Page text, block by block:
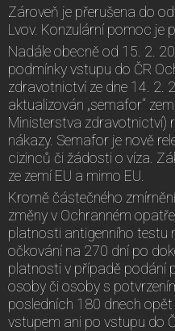
Zároveň je přerušena do
Lvov. Konzulární pomoc je
Nadále obecně od 15. 2.
podmínky vstupu do ČR
zdravotnictví ze dne 14. 2.
aktualizován „semafor“
Ministerstva zdravotnictví)
nákazy. Semafor je nově
cizinců či žádosti o víza.
ze zemí EU a mimo EU.
Kromě částečného
změny v Ochranném
platnosti antigenního testu
očkování na 270 dní po
platnosti v případě podání
osoby či osoby s
posledních 180 dnech
vstupem ani po vstupu do